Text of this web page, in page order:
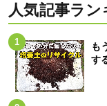
人気記事ラ
も
す